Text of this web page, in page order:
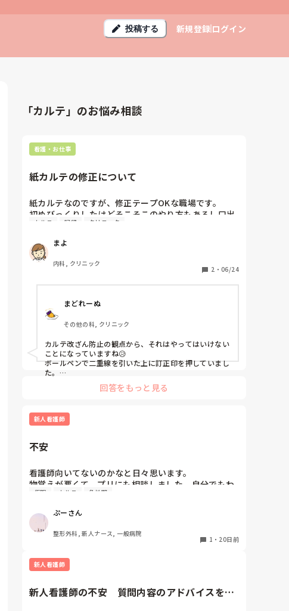
投稿する 新規登録ログイン
「カルテ」のお悩み相談
看護・お仕事
紙カルテの修正について
紙カルテなのですが、修正テープOKな職場です。
初めびっくりしたけどそこそこのやり方もあるし口出
しもできないため飲み込んで来ましたが、やっぱりお
監査が来ないからとそのスタイル貫いてるらしいです
😇
カルテ 記録 クリニック
まよ
内科, クリニック
2 ・ 06/24
まどれーぬ
その他の科, クリニック
カルテ改ざん防止の観点から、それはやってはいけない
ことになっていますね😥
ボールペンで二重線を引いた上に訂正印を押していまし
た。
ただ、長年それでやってきたところに対して、正しいこ
よね(　´Α｀)
回答をもっと見る
新人看護師
不安
看護師向いてないのかなと日々思います。
物覚えが悪くて、プリにも相談しました。自分でもわ
かってはいましたが、数をこなすしかないと。です
ら逃げてしまいます。怒られても次に繋げればいいと
か、新人だから怒られるのが当たり前（？）とかわか
ってはいます。本当に。こんなに日勤を3ヶ月頑張っ
夜勤自立とか、ほんっっっとうに不安でなりません。
うちの病院の場合、チーム制になっており、A-1・2、
B-1・2と分かれています。夜勤の場合、チーム1人ず
つ計4人で夜勤を回します。急性期病院なので患者が
仮眠 カルテ 急性期
ぷーさん
整形外科, 新人ナース, 一般病院
1 ・ 20日前
新人看護師
新人看護師の不安　質問内容のアドバイスをお